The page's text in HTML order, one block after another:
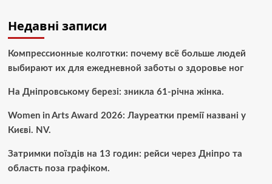
Недавні записи
Компрессионные колготки: почему всё больше людей
выбирают их для ежедневной заботы о здоровье ног
На Дніпровському березі: зникла 61-річна жінка.
Women in Arts Award 2026: Лауреатки премії названі у
Києві. NV.
Затримки поїздів на 13 годин: рейси через Дніпро та
область поза графіком.